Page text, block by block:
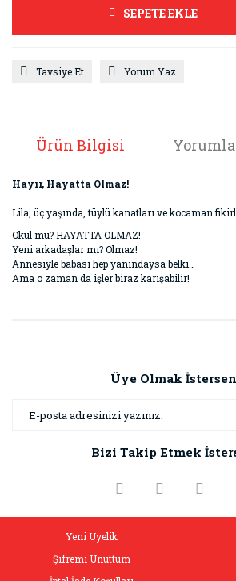
SEPETE EKLE
Tavsiye Et Yorum Yaz
Ürün Bilgisi
Hayır, Hayatta Olmaz!
Lila, üç yaşında, tüylü kanatları ve kocaman
Okul mu? HAYATTA OLMAZ!
Yeni arkadaşlar mı? Olmaz!
Annesiyle babası hep yanındaysa belki…
Ama o zaman da işler biraz karışabilir!
Görüş ve önerileriniz için teşekkür ederiz.
Ürün resmi kalitesiz, bozuk veya
Ürün bilgilerinde hatalar bulunuyor.
Üye Olmak
Bizi Takip Etmek
Yeni Üyelik
Şifremi Unuttum